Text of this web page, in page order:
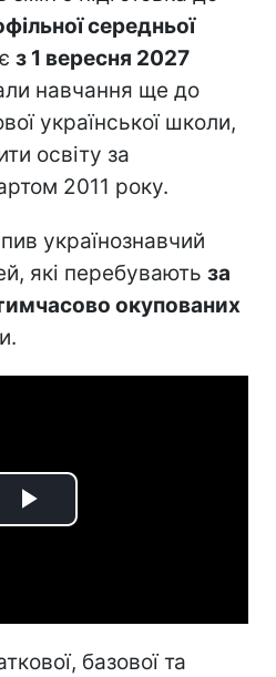
середньої
з 1 вересня 2027
навчання ще до
української школи,
освіту за
2011 року.
українознавчий
які перебувають за
окупованих
Play
базової та